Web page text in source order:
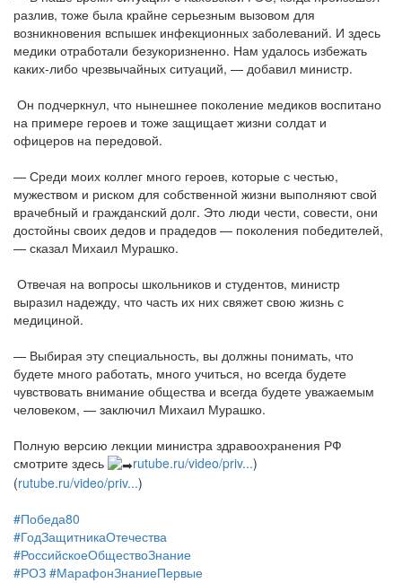
разлив, тоже была крайне серьезным вызовом для
возникновения вспышек инфекционных заболеваний. И здесь
медики отработали безукоризненно. Нам удалось избежать
каких-либо чрезвычайных ситуаций, — добавил министр.
Он подчеркнул, что нынешнее поколение медиков воспитано
на примере героев и тоже защищает жизни солдат и
офицеров на передовой.
— Среди моих коллег много героев, которые с честью,
мужеством и риском для собственной жизни выполняют свой
врачебный и гражданский долг. Это люди чести, совести, они
достойны своих дедов и прадедов — поколения победителей,
— сказал Михаил Мурашко.
Отвечая на вопросы школьников и студентов, министр
выразил надежду, что часть их них свяжет свою жизнь с
медициной.
— Выбирая эту специальность, вы должны понимать, что
будете много работать, много учиться, но всегда будете
чувствовать внимание общества и всегда будете уважаемым
человеком, — заключил Михаил Мурашко.
Полную версию лекции министра здравоохранения РФ
смотрите здесь
rutube.ru/video/priv...)
(rutube.ru/video/priv...)
#Победа80
#ГодЗащитникаОтечества
#РоссийскоеОбществоЗнание
#РОЗ #МарафонЗнаниеПервые